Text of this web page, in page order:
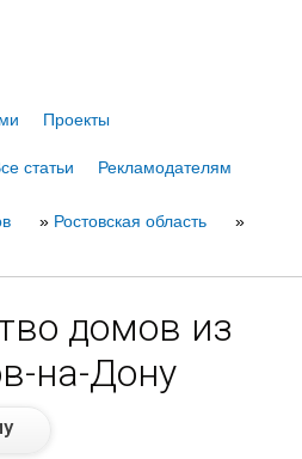
Проекты
статьи Рекламодателям
» Ростовская область
»
домов из
на-Дону